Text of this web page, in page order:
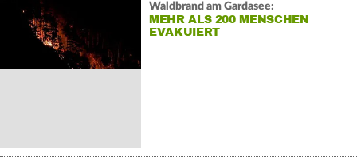
Waldbrand am Gardasee:
MEHR ALS 200 MENSCHEN
EVAKUIERT